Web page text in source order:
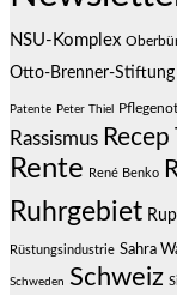
NSU-Komplex
Otto-Brenner-Stiftung
Patente Peter Thiel
Rassismus
Rente René Benko
Ruhrgebiet
Rüstungsindustrie Sahra
Schweden Schweiz